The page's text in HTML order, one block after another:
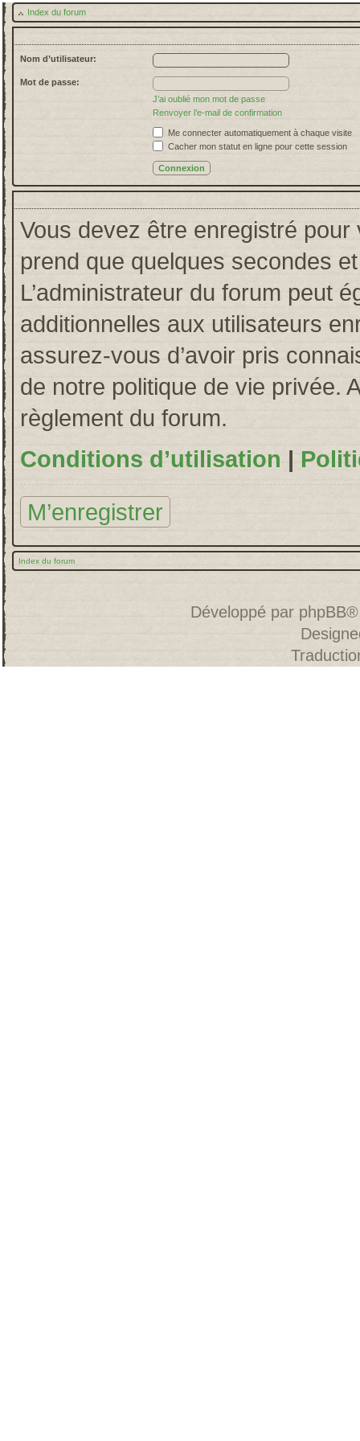
Index du forum
Nom d’utilisateur:
Mot de passe:
J’ai oublié mon mot de passe
Renvoyer l’e-mail de confirmation
Me connecter automatiquement à chaque visite
Cacher mon statut en ligne pour cette session
Vous devez être enregistré pour
prend que quelques secondes
L’administrateur du forum peut
additionnelles aux utilisateurs
assurez-vous d’avoir pris
de notre politique de vie privée.
règlement du forum.
Conditions d’utilisation |
M’enregistrer
Index du forum
Développé par phpBB®